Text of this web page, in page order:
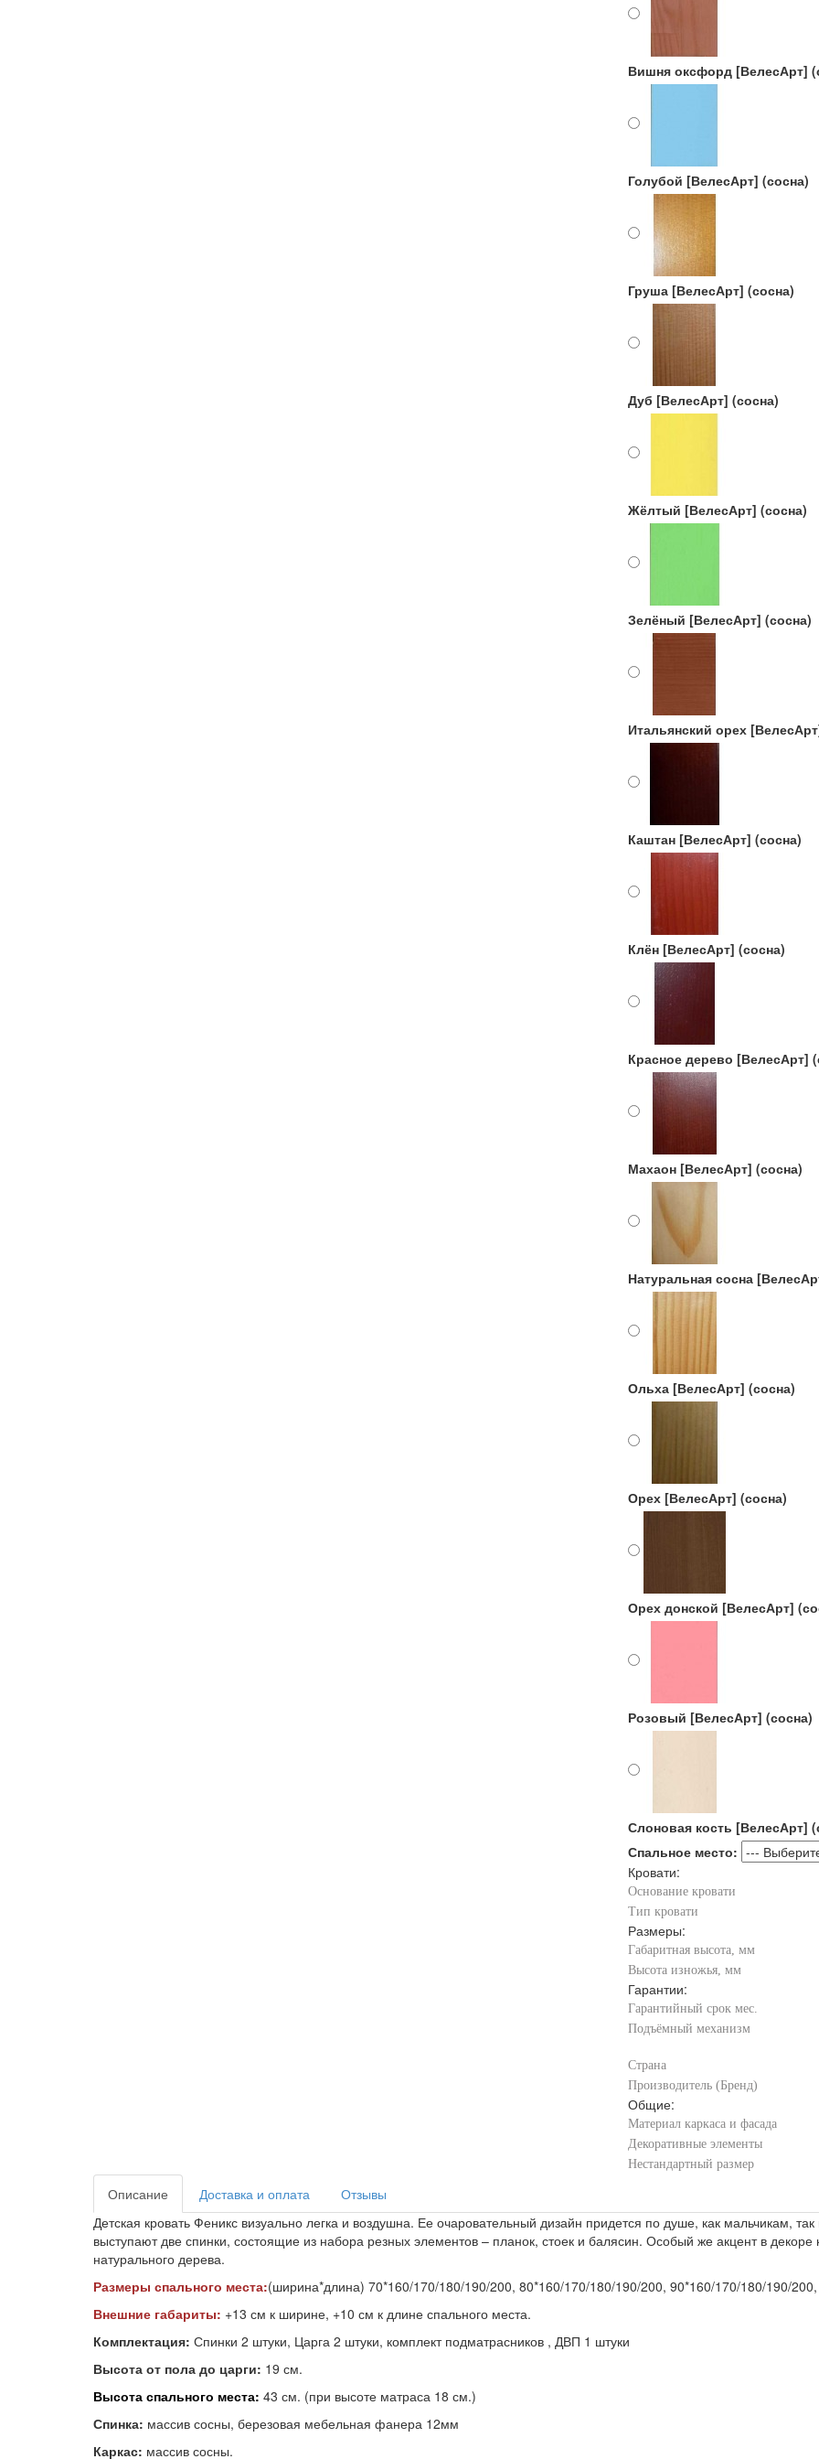
Вишня оксфорд [ВелесАрт]
Голубой [ВелесАрт] (сосна)
Груша [ВелесАрт] (сосна)
Дуб [ВелесАрт] (сосна)
Жёлтый [ВелесАрт] (сосна)
Зелёный [ВелесАрт] (сосна)
Итальянский орех
Каштан [ВелесАрт] (сосна)
Клён [ВелесАрт] (сосна)
Красное дерево [ВелесАрт]
Махаон [ВелесАрт] (сосна)
Натуральная сосна
Ольха [ВелесАрт] (сосна)
Орех [ВелесАрт] (сосна)
Орех донской [ВелесАрт]
Розовый [ВелесАрт] (сосна)
Слоновая кость [ВелесАрт]
Спальное место:
Кровати:
Основание кровати
Тип кровати
Размеры:
Габаритная высота, мм
Высота изножья, мм
Гарантии:
Гарантийный срок мес.
Подъёмный механизм
Страна
Производитель (Бренд)
Общие:
Материал каркаса и фасада
Декоративные элементы
Нестандартный размер
Описание Доставка и оплата
Отзывы
Детская кровать Феникс визуально легка и воздушна. Ее очаровательный дизайн придется по душе, как мальчикам,
выступают две спинки, состоящие из набора резных элементов – планок, стоек и балясин. Особый же акцент в декоре
натурального дерева.
Размеры спального места:(ширина*длина) 70*160/170/180/190/200, 80*160/170/180/190/200, 90*160/170/180/190/
Внешние габариты: +13 см к ширине, +10 см к длине спального места.
Комплектация: Спинки 2 штуки, Царга 2 штуки, комплект подматрасников , ДВП 1 штуки
Высота от пола до царги: 19 см.
Высота спального места: 43 см. (при высоте матраса 18 см.)
Спинка: массив сосны, березовая мебельная фанера 12мм
Каркас: массив сосны.